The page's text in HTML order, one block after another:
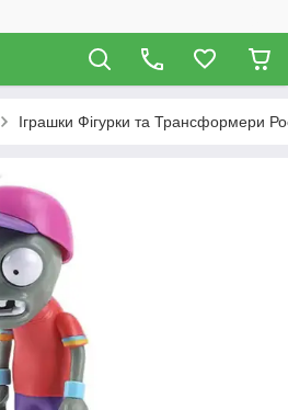
Іграшки Фігурки та Трансформери